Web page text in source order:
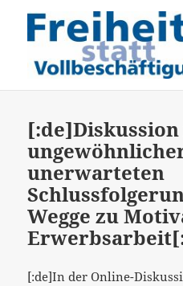
unerwarteten
Wegge zu
[:de]In der Online-